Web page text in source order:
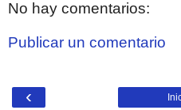
No hay comentarios:
Publicar un comentario
‹